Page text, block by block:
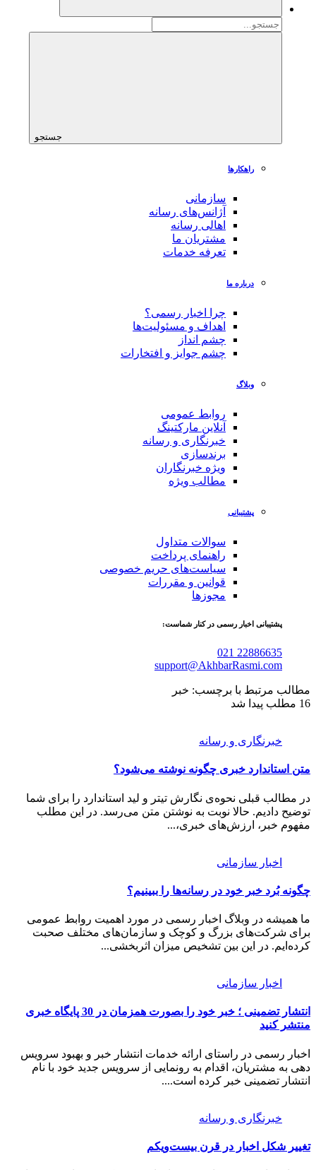
جستجو
راهکارها
سازمانی
آژانس‌های رسانه
اهالی رسانه
مشتریان ما
تعرفه خدمات
درباره ما
چرا اخبار رسمی؟
اهداف و مسئولیت‌ها
چشم انداز
چشم جوایز و افتخارات
وبلاگ
روابط عمومی
آنلاین مارکتینگ
خبرنگاری و رسانه
برندسازی
ویژه خبرنگاران
مطالب ویژه
پشتیبانی
سوالات متداول
راهنمای پرداخت
سیاست‌های حریم خصوصی
قوانین و مقررات
مجوزها
پشتیبانی اخبار رسمی در کنار شماست:
021 22886635
support@AkhbarRasmi.com
مطالب مرتبط با برچسب: خبر
16 مطلب پیدا شد
خبرنگاری و رسانه
متن استاندارد خبری چگونه نوشته می‌شود؟
در مطالب قبلی نحوه‌ی نگارش تیتر و لید استاندارد را برای شما
توضیح دادیم. حالا نوبت به نوشتن متن می‌رسد. در این مطلب
مفهوم خبر، ارزش‌های خبری،...
اخبار سازمانی
چگونه بُرد خبر خود در رسانه‌ها را ببینیم؟
ما همیشه در وبلاگ اخبار رسمی در مورد اهمیت روابط عمومی
برای شرکت‌های بزرگ و کوچک و سازمان‌های مختلف صحبت
کرده‌ایم. در این بین تشخیص میزان اثربخشی...
اخبار سازمانی
انتشار تضمینی ؛ خبر خود را بصورت همزمان در 30 پایگاه خبری
منتشر کنید
اخبار رسمی در راستای ارائه خدمات انتشار خبر و بهبود سرویس
دهی به مشتریان، اقدام به رونمایی از سرویس جدید خود با نام
انتشار تضمینی خبر کرده است....
خبرنگاری و رسانه
تغییر شکل اخبار در قرن بیست‌ویکم